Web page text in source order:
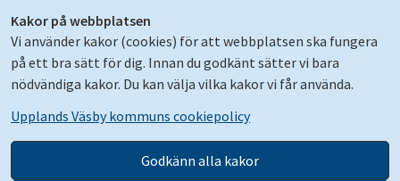
Kakor på webbplatsen
Vi använder kakor (cookies) för att webbplatsen ska fungera
på ett bra sätt för dig. Innan du godkänt sätter vi bara
nödvändiga kakor. Du kan välja vilka kakor vi får använda.
Upplands Väsby kommuns cookiepolicy
Godkänn alla kakor